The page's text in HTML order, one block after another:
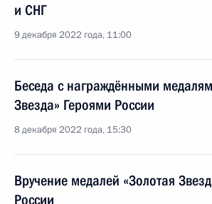
и СНГ
9 декабря 2022 года, 11:00
Беседа с награждёнными
Звезда» Героями России
8 декабря 2022 года, 15:30
Вручение медалей «Золотая
России